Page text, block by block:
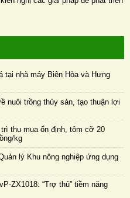
tại nhà máy Biên Hòa và Hưng
nuôi trồng thủy sản, tạo thuận lợi
thu mua ổn định, tôm cỡ 20
kg
lý Khu nông nghiệp ứng dụng
ZX1018: “Trợ thủ” tiềm năng